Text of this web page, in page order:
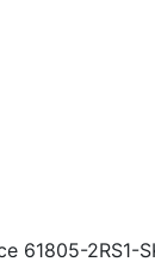
61805-